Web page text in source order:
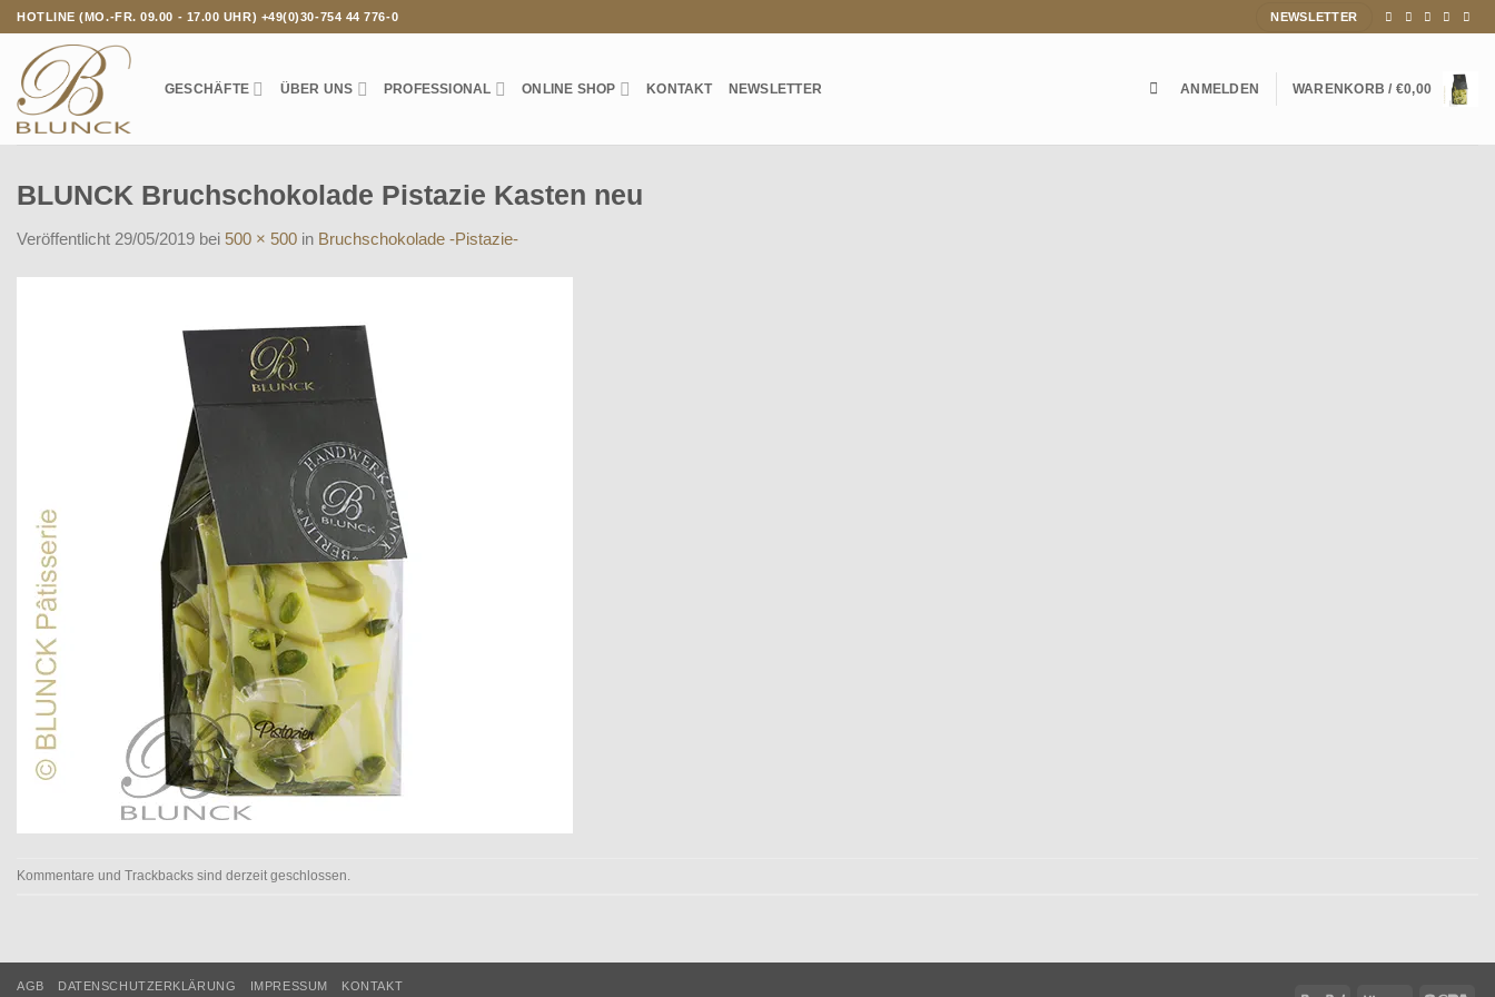
Zum
Inhalt
springen
HOTLINE (MO.-FR. 09.00 - 17.00 UHR) +49(0)30-754 44 776-0 NEWSLETTER
GESCHÄFTE ÜBER UNS PROFESSIONAL ONLINE SHOP KONTAKT NEWSLETTER ANMELDEN WARENKORB / €0,00
BLUNCK Bruchschokolade Pistazie Kasten neu
Veröffentlicht 29/05/2019 bei 500 × 500 in Bruchschokolade -Pistazie-
Kommentare und Trackbacks sind derzeit geschlossen.
AGB DATENSCHUTZERKLÄRUNG IMPRESSUM KONTAKT